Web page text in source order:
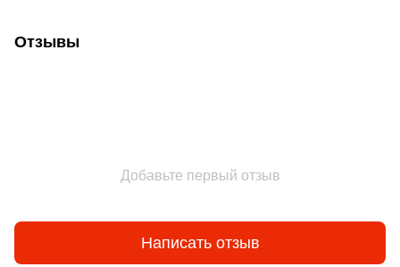
Отзывы
Добавьте первый отзыв
Написать отзыв